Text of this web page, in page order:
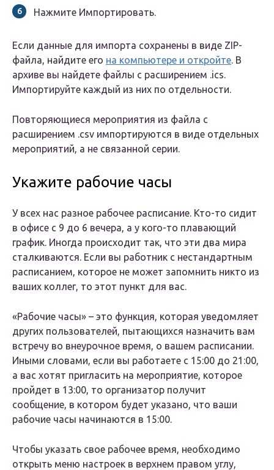
Нажмите Импортировать.
Если данные для импорта сохранены в виде ZIP-
файла, найдите его на компьютере и откройте. В
архиве вы найдете файлы с расширением .ics.
Импортируйте каждый из них по отдельности.
Повторяющиеся мероприятия из файла с
расширением .csv импортируются в виде отдельных
мероприятий, а не связанной серии.
Укажите рабочие часы
У всех нас разное рабочее расписание. Кто-то сидит
в офисе с 9 до 6 вечера, а у кого-то плавающий
график. Иногда происходит так, что эти два мира
сталкиваются. Если вы работник с нестандартным
расписанием, которое не может запомнить никто из
ваших коллег, то этот пункт для вас.
«Рабочие часы» – это функция, которая уведомляет
других пользователей, пытающихся назначить вам
встречу во внеурочное время, о вашем расписании.
Иными словами, если вы работаете с 15:00 до 21:00,
а вас хотят пригласить на мероприятие, которое
пройдет в 13:00, то организатор получит
сообщение, в котором будет указано, что ваши
рабочие часы начинаются в 15:00.
Чтобы указать свое рабочее время, необходимо
открыть меню настроек в верхнем правом углу,